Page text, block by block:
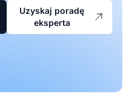
Uzyskaj poradę
eksperta